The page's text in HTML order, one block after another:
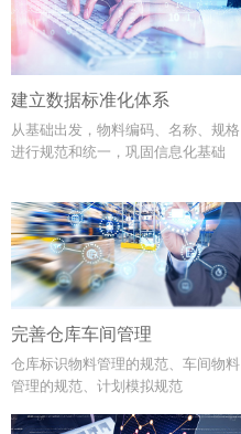
建立数据标准化体系
从基础出发，物料编码、名称、规格
进行规范和统一，巩固信息化基础
完善仓库车间管理
仓库标识物料管理的规范、车间物料
管理的规范、计划模拟规范